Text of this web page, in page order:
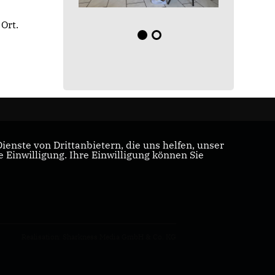
von Drittanbietern, die uns helfen, unser
Einwilligung. Ihre Einwilligung können Sie